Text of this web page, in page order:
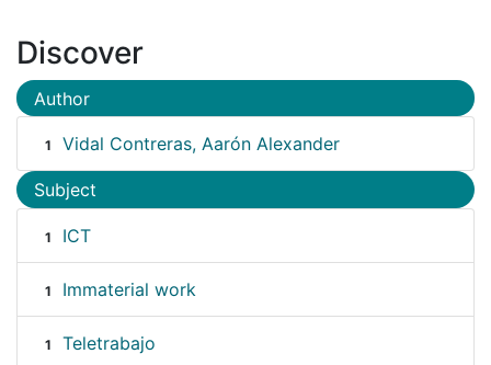
Discover
Author
1 Vidal Contreras, Aarón Alexander
Subject
1 ICT
1 Immaterial work
1 Teletrabajo